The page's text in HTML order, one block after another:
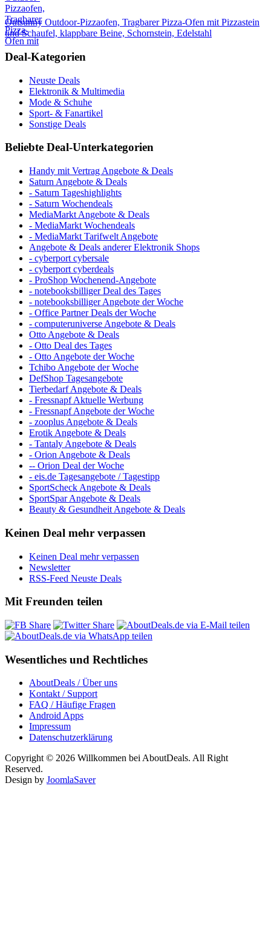
Outsunny Outdoor-Pizzaofen, Tragbarer Pizza-Ofen mit Pizzastein
und Schaufel, klappbare Beine, Schornstein, Edelstahl
Deal-Kategorien
Neuste Deals
Elektronik & Multimedia
Mode & Schuhe
Sport- & Fanartikel
Sonstige Deals
Beliebte Deal-Unterkategorien
Handy mit Vertrag Angebote & Deals
Saturn Angebote & Deals
- Saturn Tageshighlights
- Saturn Wochendeals
MediaMarkt Angebote & Deals
- MediaMarkt Wochendeals
- MediaMarkt Tarifwelt Angebote
Angebote & Deals anderer Elektronik Shops
- cyberport cybersale
- cyberport cyberdeals
- ProShop Wochenend-Angebote
- notebooksbilliger Deal des Tages
- notebooksbilliger Angebote der Woche
- Office Partner Deals der Woche
- computeruniverse Angebote & Deals
Otto Angebote & Deals
- Otto Deal des Tages
- Otto Angebote der Woche
Tchibo Angebote der Woche
DefShop Tagesangebote
Tierbedarf Angebote & Deals
- Fressnapf Aktuelle Werbung
- Fressnapf Angebote der Woche
- zooplus Angebote & Deals
Erotik Angebote & Deals
- Tantaly Angebote & Deals
- Orion Angebote & Deals
-- Orion Deal der Woche
- eis.de Tagesangebote / Tagestipp
SportScheck Angebote & Deals
SportSpar Angebote & Deals
Beauty & Gesundheit Angebote & Deals
Keinen Deal mehr verpassen
Keinen Deal mehr verpassen
Newsletter
RSS-Feed Neuste Deals
Mit Freunden teilen
Wesentliches und Rechtliches
AboutDeals / Über uns
Kontakt / Support
FAQ / Häufige Fragen
Android Apps
Impressum
Datenschutzerklärung
Copyright © 2026 Willkommen bei AboutDeals. All Right
Reserved.
Design by JoomlaSaver